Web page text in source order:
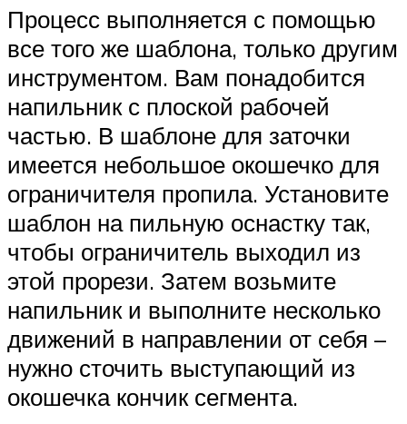
Процесс выполняется с помощью
все того же шаблона, только другим
инструментом. Вам понадобится
напильник с плоской рабочей
частью. В шаблоне для заточки
имеется небольшое окошечко для
ограничителя пропила. Установите
шаблон на пильную оснастку так,
чтобы ограничитель выходил из
этой прорези. Затем возьмите
напильник и выполните несколько
движений в направлении от себя –
нужно сточить выступающий из
окошечка кончик сегмента.